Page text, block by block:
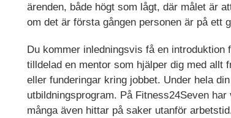
ärenden, både högt som lågt, där målet är
om det är första gången personen är på ett
Du kommer inledningsvis få en
tilldelad en mentor som hjälper dig med allt
eller funderingar kring jobbet. Under hela
utbildningsprogram. På Fitness24Seven
många även hittar på saker utanför